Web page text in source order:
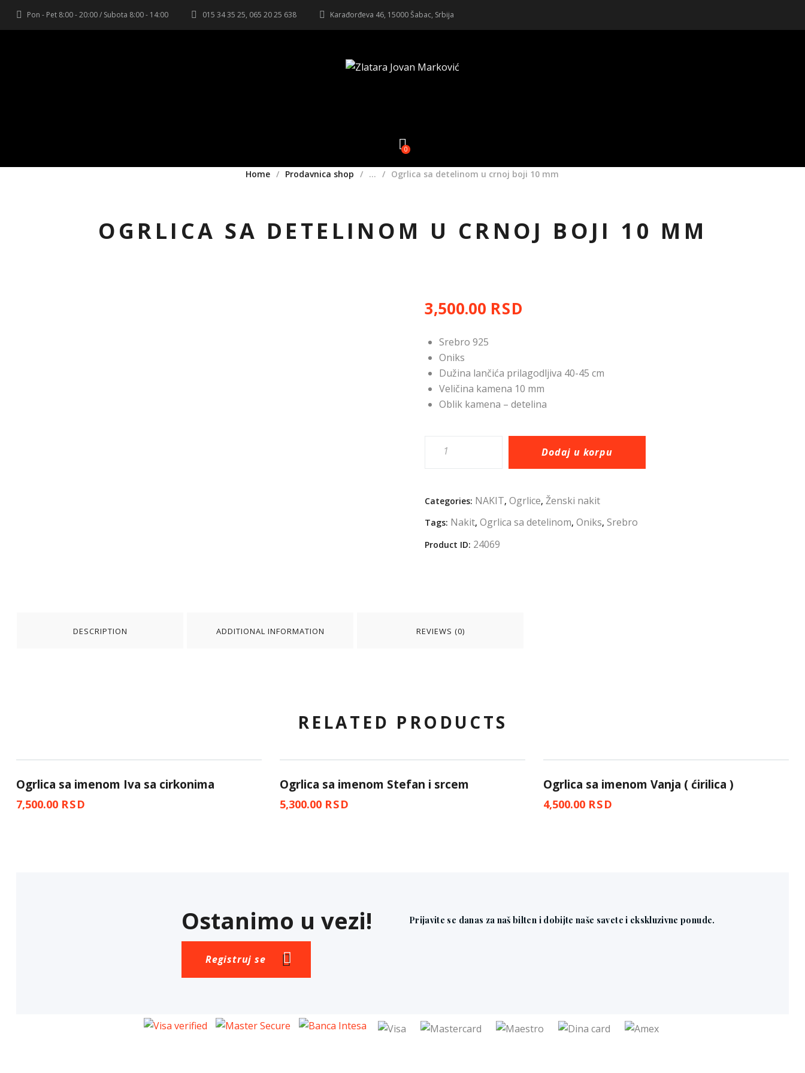
Pon - Pet 8:00 - 20:00 / Subota 8:00 - 14:00 015 34 35 25, 065 20 25 638 Karađorđeva 46, 15000 Šabac, Srbija
0
OGRLICA SA DETELINOM U CRNOJ BOJI 10 MM
Home Prodavnica shop ... Ogrlica sa detelinom u crnoj boji 10 mm
3,500.00 RSD
Srebro 925
Oniks
Dužina lančića prilagodljiva 40-45 cm
Veličina kamena 10 mm
Oblik kamena – detelina
Dodaj u korpu
Categories: NAKIT,Ogrlice, Ženski nakit
Tags: Nakit,Ogrlica sa detelinom,Oniks,Srebro
Product ID: 24069
DESCRIPTION ADDITIONAL INFORMATION REVIEWS (0)
RELATED PRODUCTS
Ogrlica sa imenom Iva sa cirkonima
7,500.00 RSD
Ogrlica sa imenom Stefan i srcem
5,300.00 RSD
Ogrlica sa imenom Vanja ( ćirilica )
4,500.00 RSD
Ostanimo u vezi! Prijavite se danas za naš bilten i dobijte naše savete i ekskluzivne ponude.
Registruj se